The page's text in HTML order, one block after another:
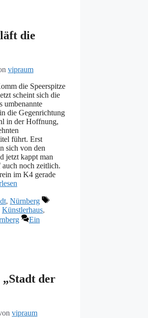
die
vipraum
die Speerspitze
scheint sich die
umbenannte
die Gegenrichtung
in der Hoffnung,
führt. Erst
sich von den
jetzt kappt man
noch zeitlich.
im K4 gerade
, Nürnberg
Schlagwörter
Künstlerhaus,
Ein
der
vipraum